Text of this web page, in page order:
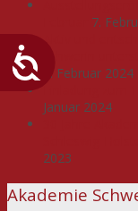
7.
Aktiv und
Schwerin
5. Februar 2024
Einladung zum
Januar 2024
2023
Akademie